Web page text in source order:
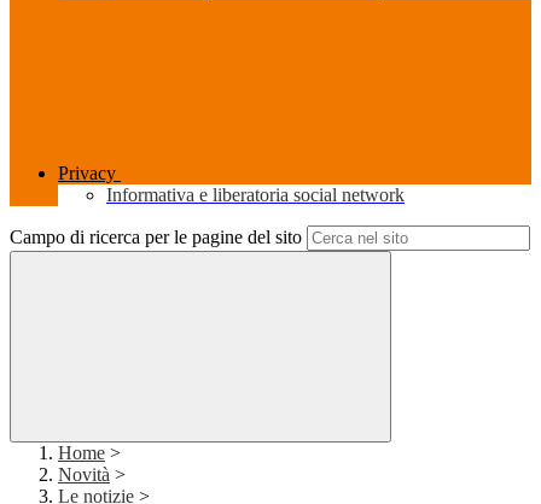
Privacy
Informativa e liberatoria social network
Campo di ricerca per le pagine del sito
Home >
Novità >
Le notizie >